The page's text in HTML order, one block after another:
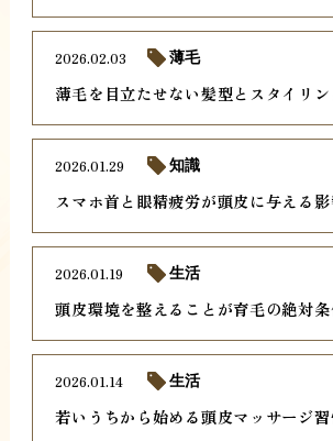
薄毛を目立たせない髪型とスタイリ
2026.02.03 薄毛
スマホ首と眼精疲労が頭皮に与える
2026.01.29 知識
頭皮環境を整えることが育毛の絶対
2026.01.19 生活
若いうちから始める頭皮マッサージ
2026.01.14 生活